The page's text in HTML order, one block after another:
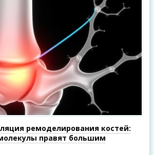
ремоделирования костей:
правят большим